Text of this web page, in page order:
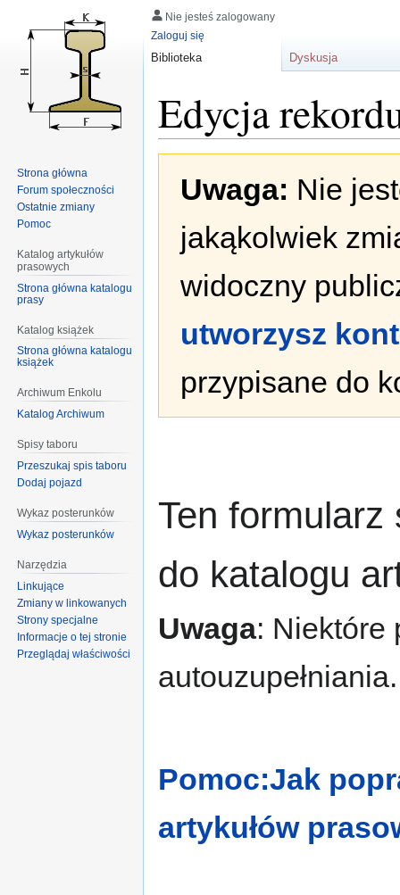
Edycja
nawigacji
wyszukiwania
Uwaga: Nie
jakąkolwiek
widoczny
utworzysz
przypisane do
Ten formularz
do katalogu
Uwaga: Niektóre
autouzupełniania.
Pomoc:Jak
artykułów
Nie jesteś zalogowany
Zaloguj się
Biblioteka Dyskusja
Strona główna
Forum społeczności
Ostatnie zmiany
Pomoc
Katalog artykułów
prasowych
Strona główna katalogu
prasy
Katalog książek
Strona główna katalogu
książek
Archiwum Enkolu
Katalog Archiwum
Spisy taboru
Przeszukaj spis taboru
Dodaj pojazd
Wykaz posterunków
Wykaz posterunków
Narzędzia
Linkujące
Zmiany w linkowanych
Strony specjalne
Informacje o tej stronie
Przeglądaj właściwości